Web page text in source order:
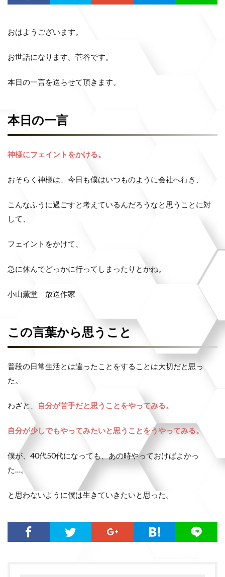
おはようございます。
お世話になります。菅谷です。
本日の一言を送らせて頂きます。
本日の一言
神様にフェイントをかける。
おそらく神様は、今日も僕はいつものように会社へ行き、
こんなふうに過ごすと考えているんだろうなと思うことに対
して、
フェイントをかけて、
急に休んでどっかに行ってしまったりとかね。
小山薫堂 放送作家
この言葉から思うこと
普段の日常生活とは違ったことをすることは大切だと思っ
た。
わざと、 自分が苦手だと思うことをやってみる。
自分が少しでもやってみたいと思うことをうやってみる。
僕が、40代50代になっても、あの時やっておけばよかっ
た…。
と思わないように僕は生きていきたいと思った。